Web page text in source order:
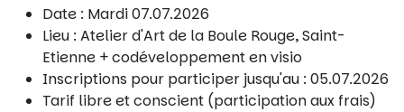
Date : Mardi 07.07.2026
Lieu : Atelier d'Art de la Boule Rouge, Saint-
Etienne + codéveloppement en visio
Inscriptions pour participer jusqu'au : 05.07.2026
Tarif libre et conscient (participation aux frais)